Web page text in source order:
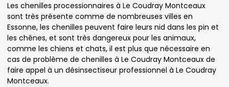
Les chenilles processionnaires à Le Coudray Montceaux
sont très présente comme de nombreuses villes en
Essonne, les chenilles peuvent faire leurs nid dans les pin et
les chênes, et sont très dangereux pour les animaux,
comme les chiens et chats, il est plus que nécessaire en
cas de problème de chenilles à Le Coudray Montceaux de
faire appel à un désinsectiseur professionnel à Le Coudray
Montceaux.